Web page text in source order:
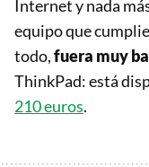
Internet y nada
equipo que
todo,fuera muy
ThinkPad: está
210 euros.